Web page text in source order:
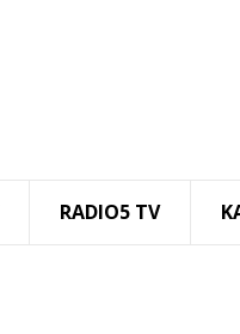
RADIO5 TV